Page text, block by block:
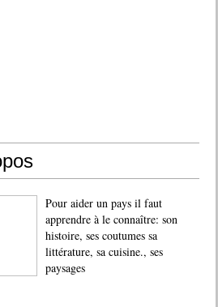
Pour aider un pays il faut
apprendre à le connaître: son
histoire, ses coutumes sa
littérature, sa cuisine., ses
paysages